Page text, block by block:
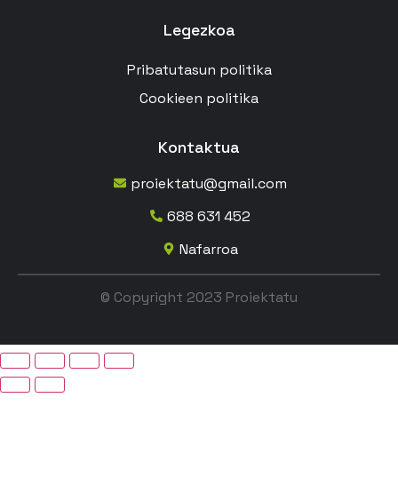
Legezkoa
Pribatutasun politika
Cookieen politika
Kontaktua
proiektatu@gmail.com
688 631 452
Nafarroa
© Copyright 2023 Proiektatu